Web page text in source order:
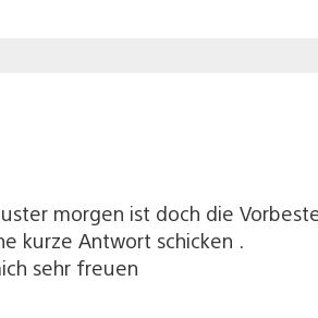
morgen ist doch die
kurze Antwort schicken .
sehr freuen